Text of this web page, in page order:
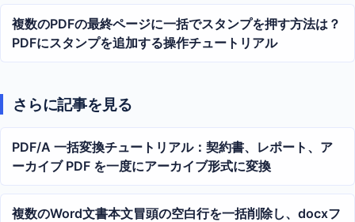
複数のPDFの最終ページに一括でスタンプを押す方法は？
PDFにスタンプを追加する操作チュートリアル
さらに記事を見る
PDF/A 一括変換チュートリアル：契約書、レポート、ア
ーカイブ PDF を一度にアーカイブ形式に変換
複数のWord文書本文冒頭の空白行を一括削除し、docxフ